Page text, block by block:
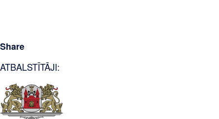
Share
ATBALSTĪTĀJI: